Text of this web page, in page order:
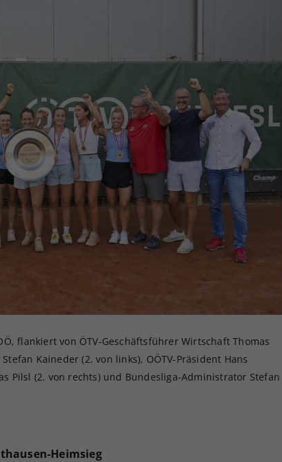
flankiert von ÖTV-Geschäftsführer Wirtschaft Thomas
Kaineder (2. von links), OÖTV-Präsident Hans
Pilsl (2. von rechts) und Bundesliga-Administrator Stefan
Heimsieg